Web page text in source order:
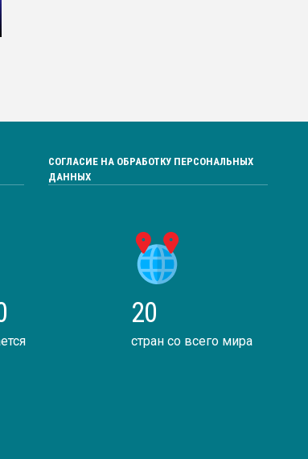
СОГЛАСИЕ НА ОБРАБОТКУ ПЕРСОНАЛЬНЫХ
ДАННЫХ
20
стран со всего мира